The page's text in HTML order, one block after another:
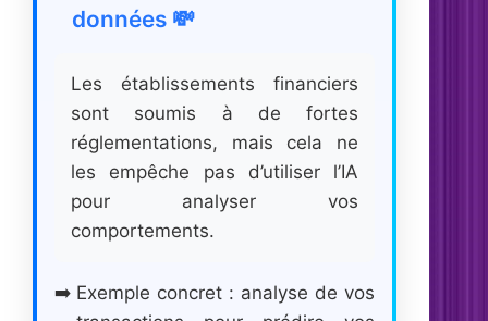
données 💸
Les établissements financiers
sont soumis à de fortes
réglementations, mais cela ne
les empêche pas d’utiliser l’IA
pour analyser vos
comportements.
Exemple concret : analyse de vos